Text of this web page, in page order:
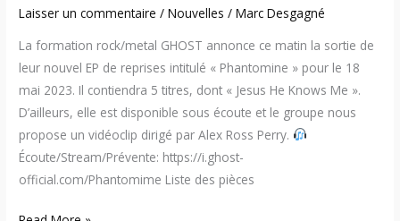
Laisser un commentaire /Nouvelles /Marc Desgagné
La formation rock/metal GHOST annonce ce matin la sortie de
leur nouvel EP de reprises intitulé « Phantomine » pour le 18
mai 2023. Il contiendra 5 titres, dont « Jesus He Knows Me ».
D’ailleurs, elle est disponible sous écoute et le groupe nous
propose un vidéoclip dirigé par Alex Ross Perry.
Écoute/Stream/Prévente: https://i.ghost-
official.com/Phantomime Liste des pièces